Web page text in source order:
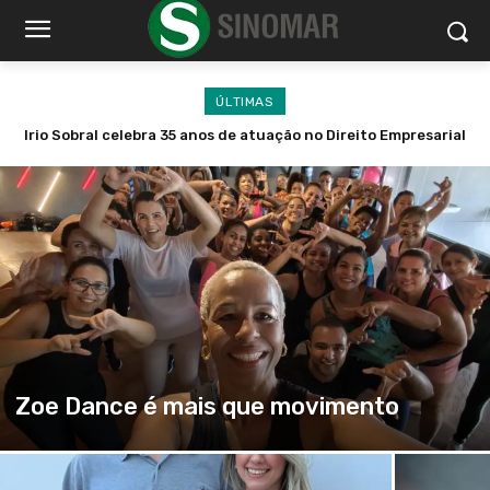
ÚLTIMAS
Irio Sobral celebra 35 anos de atuação no Direito Empresarial
Nayara Armelin inaugura loja Arme
Zoe Dance é mais que movimento